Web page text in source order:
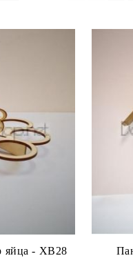
яйца - XB28